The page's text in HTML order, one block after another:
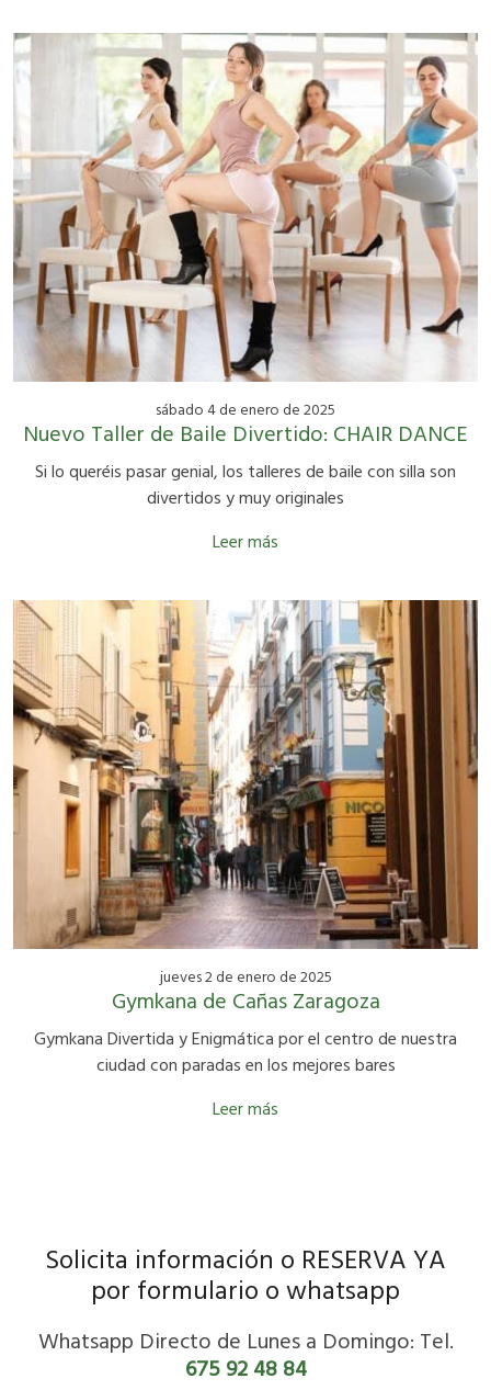
sábado 4 de enero de 2025
Nuevo Taller de Baile Divertido: CHAIR DANCE
Si lo queréis pasar genial, los talleres de baile con silla son
divertidos y muy originales
Leer más
jueves 2 de enero de 2025
Gymkana de Cañas Zaragoza
Gymkana Divertida y Enigmática por el centro de nuestra
ciudad con paradas en los mejores bares
Leer más
Solicita información o RESERVA YA
por formulario o whatsapp
Whatsapp Directo de Lunes a Domingo: Tel.
675 92 48 84